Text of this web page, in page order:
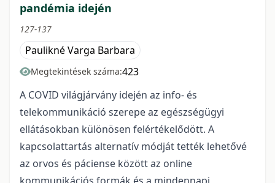
pandémia idején
127-137
Paulikné Varga Barbara
Megtekintések száma:423
A COVID világjárvány idején az info- és
telekommunikáció szerepe az egészségügyi
ellátásokban különösen felértékelődött. A
kapcsolattartás alternatív módját tették lehetővé
az orvos és páciense között az online